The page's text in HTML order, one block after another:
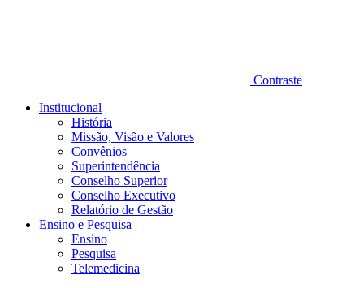
Contraste
Institucional
História
Missão, Visão e Valores
Convênios
Superintendência
Conselho Superior
Conselho Executivo
Relatório de Gestão
Ensino e Pesquisa
Ensino
Pesquisa
Telemedicina